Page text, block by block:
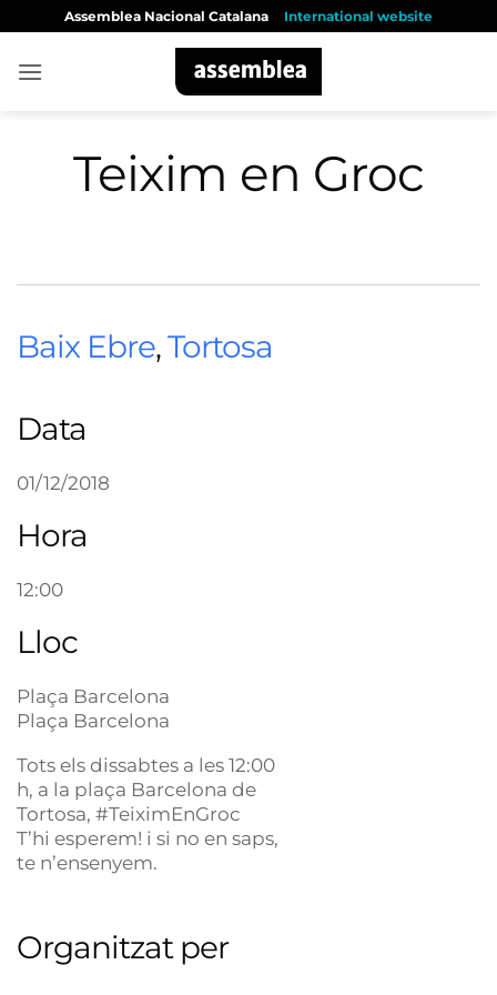
content
Assemblea Nacional Catalana International website
Teixim en Groc
Baix Ebre,Tortosa
Data
01/12/2018
Hora
12:00
Lloc
Plaça Barcelona
Plaça Barcelona
Tots els dissabtes a les 12:00
h, a la plaça Barcelona de
Tortosa, #TeiximEnGroc
T’hi esperem! i si no en saps,
te n’ensenyem.
Organitzat per